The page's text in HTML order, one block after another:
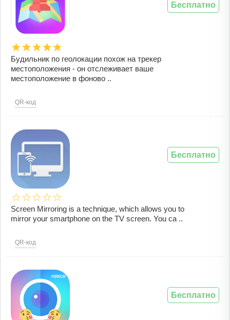
Будильник по геолокации похож на трекер
местоположения - он отслеживает ваше
местоположение в фоново ..
QR-код
Бесплатно
Screen Mirroring is a technique, which allows you to
mirror your smartphone on the TV screen. You ca ..
QR-код
Бесплатно
Бесплатно